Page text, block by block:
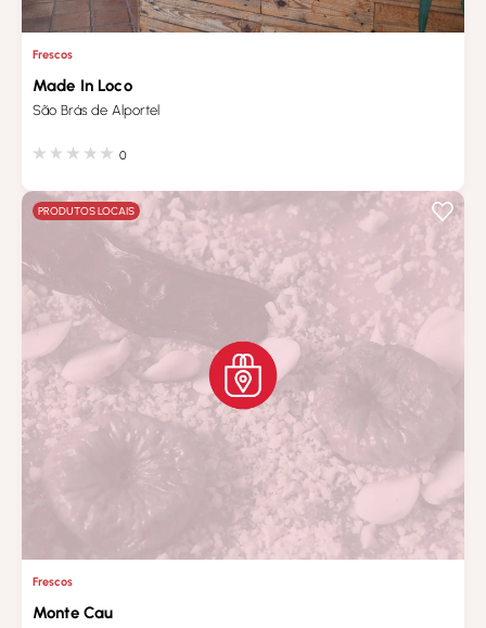
Frescos
Made In Loco
São Brás de Alportel
0
PRODUTOS LOCAIS
Frescos
Monte Cau